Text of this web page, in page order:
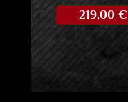
219,00€